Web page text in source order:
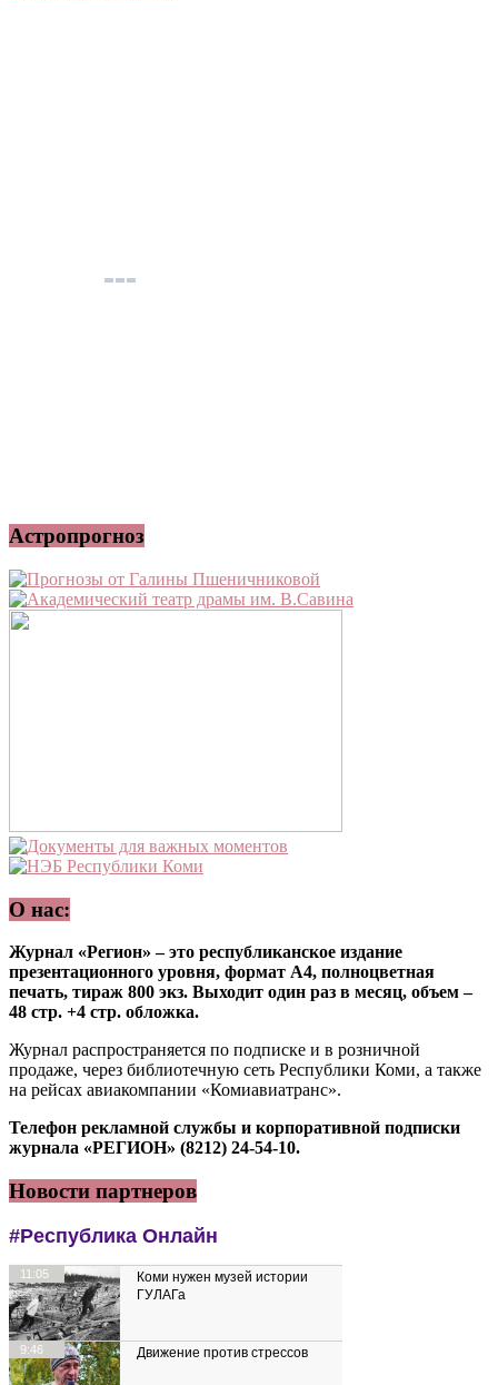
Астропрогноз
О нас:
Журнал «Регион» – это республиканское издание
презентационного уровня, формат А4, полноцветная
печать, тираж 800 экз. Выходит один раз в месяц, объем –
48 стр. +4 стр. обложка.
Журнал распространяется по подписке и в розничной
продаже, через библиотечную сеть Республики Коми, а также
на рейсах авиакомпании «Комиавиатранс».
Телефон рекламной службы и корпоративной подписки
журнала «РЕГИОН» (8212) 24-54-10.
Новости партнеров